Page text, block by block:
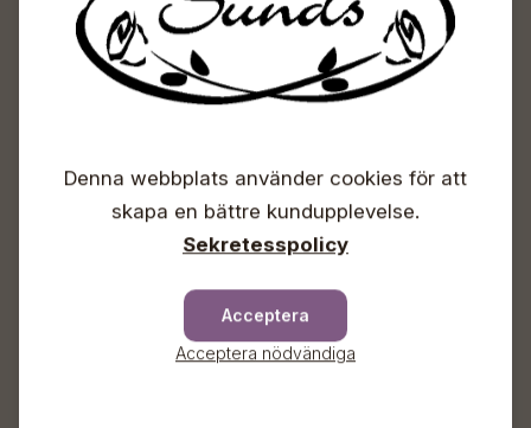
Öppet
Vardagar 09-18
Lördagar 09-16
Söndagar Självbetjäning
info(a)sunds.fi
Denna webbplats använder cookies för att
skapa en bättre kundupplevelse.
Sekretesspolicy
Acceptera
Acceptera nödvändiga